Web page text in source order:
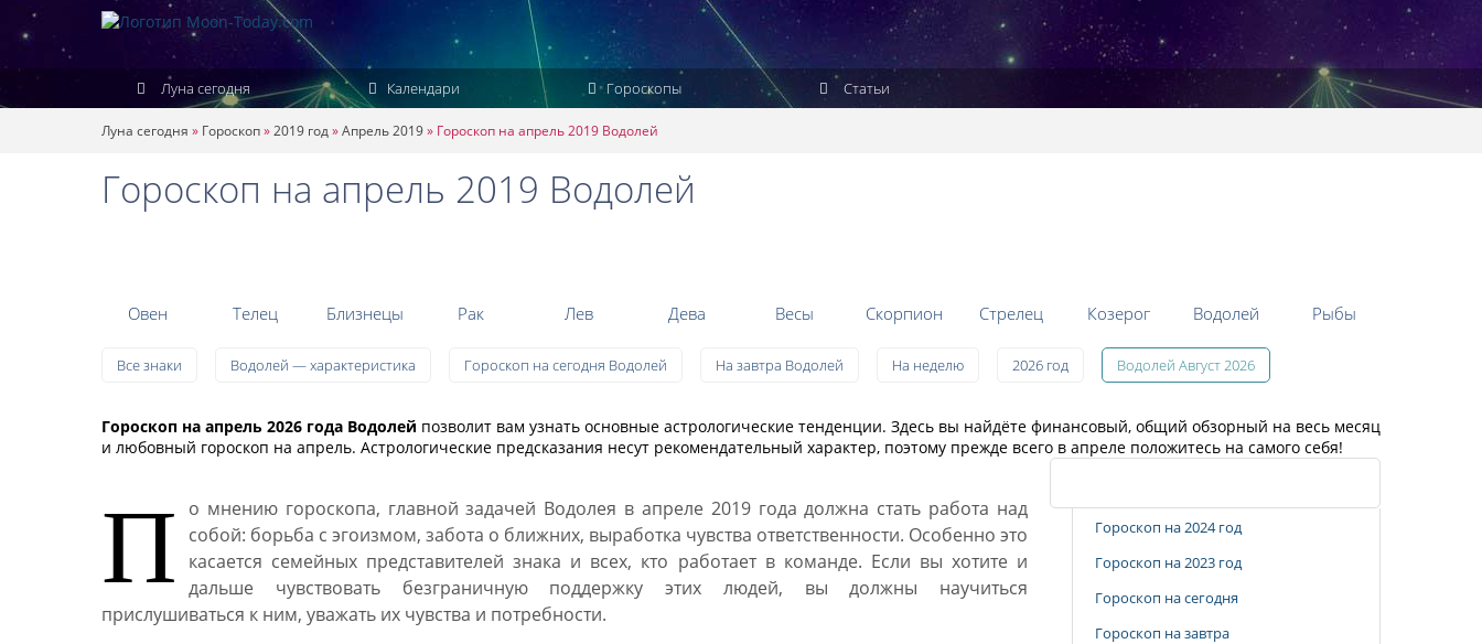
Луна сегодня Календари Гороскопы Статьи
Луна сегодня » Гороскоп»2019 год»Апрель 2019» Гороскоп на апрель 2019 Водолей
Гороскоп на апрель 2019 Водолей
Овен Телец Близнецы Рак Лев Дева Весы Скорпион Стрелец Козерог Водолей Рыбы
Все знаки Водолей — характеристика Гороскоп на сегодня Водолей На завтра Водолей На неделю 2026 год Водолей Август 2026
Гороскоп на апрель 2026 года Водолей позволит вам узнать основные астрологические тенденции. Здесь вы найдёте финансовый, общий обзорный на весь месяц
и любовный гороскоп на апрель. Астрологические предсказания несут рекомендательный характер, поэтому прежде всего в апреле положитесь на самого себя!
П
о мнению гороскопа, главной задачей Водолея в апреле 2019 года должна стать работа над
собой: борьба с эгоизмом, забота о ближних, выработка чувства ответственности. Особенно это
касается семейных представителей знака и всех, кто работает в команде. Если вы хотите и
дальше чувствовать безграничную поддержку этих людей, вы должны научиться
прислушиваться к ним, уважать их чувства и потребности.
Гороскоп на 2024 год
Гороскоп на 2023 год
Гороскоп на сегодня
Гороскоп на завтра